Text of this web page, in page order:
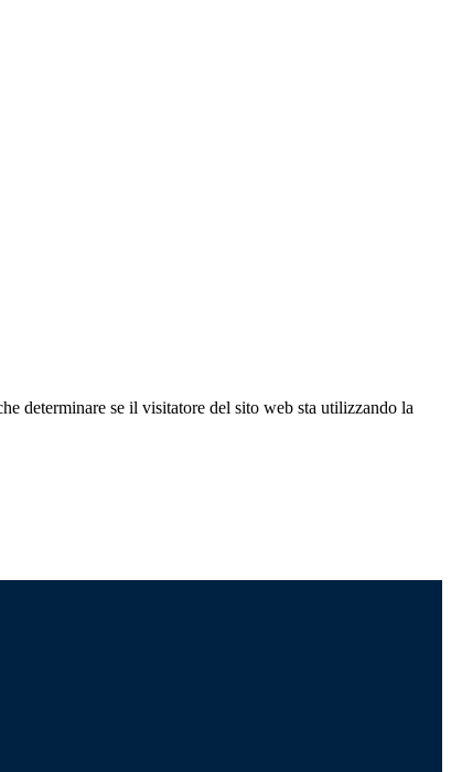
determinare se il visitatore del sito web sta utilizzando la